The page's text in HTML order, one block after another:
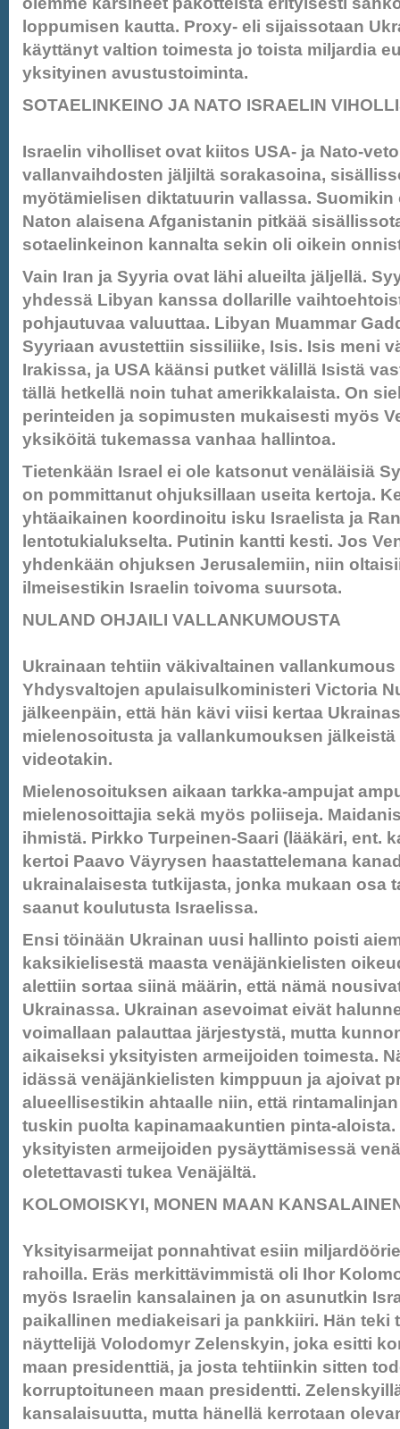
loppumisen kautta. Proxy- eli sijaissotaan
käyttänyt valtion toimesta jo toista miljardia
yksityinen avustustoiminta.
SOTAELINKEINO JA NATO ISRAELIN
Israelin viholliset ovat kiitos USA- ja Nato-
vallanvaihdosten jäljiltä sorakasoina,
myötämielisen diktatuurin vallassa. Suomikin
Naton alaisena Afganistanin pitkää
sotaelinkeinon kannalta sekin oli oikein
Vain Iran ja Syyria ovat lähi alueilta jäljellä.
yhdessä Libyan kanssa dollarille
pohjautuvaa valuuttaa. Libyan Muammar
Syyriaan avustettiin sissiliike, Isis. Isis meni
Irakissa, ja USA käänsi putket välillä Isistä
tällä hetkellä noin tuhat amerikkalaista. On
perinteiden ja sopimusten mukaisesti myös
yksiköitä tukemassa vanhaa hallintoa.
Tietenkään Israel ei ole katsonut venäläisiä
on pommittanut ohjuksillaan useita kertoja.
yhtäaikainen koordinoitu isku Israelista ja
lentotukialukselta. Putinin kantti kesti. Jos
yhdenkään ohjuksen Jerusalemiin, niin
ilmeisestikin Israelin toivoma suursota.
NULAND OHJAILI VALLANKUMOUSTA
Ukrainaan tehtiin väkivaltainen vallankumous
Yhdysvaltojen apulaisulkoministeri Victoria
jälkeenpäin, että hän kävi viisi kertaa
mielenosoitusta ja vallankumouksen
videotakin.
Mielenosoituksen aikaan tarkka-ampujat
mielenosoittajia sekä myös poliiseja.
ihmistä. Pirkko Turpeinen-Saari (lääkäri, ent.
kertoi Paavo Väyrysen haastattelemana
ukrainalaisesta tutkijasta, jonka mukaan osa
saanut koulutusta Israelissa.
Ensi töinään Ukrainan uusi hallinto poisti
kaksikielisestä maasta venäjänkielisten
alettiin sortaa siinä määrin, että nämä
Ukrainassa. Ukrainan asevoimat eivät
voimallaan palauttaa järjestystä, mutta
aikaiseksi yksityisten armeijoiden toimesta.
idässä venäjänkielisten kimppuun ja ajoivat
alueellisestikin ahtaalle niin, että
tuskin puolta kapinamaakuntien pinta-
yksityisten armeijoiden pysäyttämisessä
oletettavasti tukea Venäjältä.
KOLOMOISKYI, MONEN MAAN
Yksityisarmeijat ponnahtivat esiin
rahoilla. Eräs merkittävimmistä oli Ihor
myös Israelin kansalainen ja on asunutkin
paikallinen mediakeisari ja pankkiiri. Hän teki
näyttelijä Volodomyr Zelenskyin, joka esitti
maan presidenttiä, ja josta tehtiinkin sitten
korruptoituneen maan presidentti.
kansalaisuutta, mutta hänellä kerrotaan